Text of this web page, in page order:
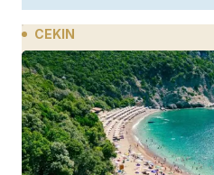
CEKIN